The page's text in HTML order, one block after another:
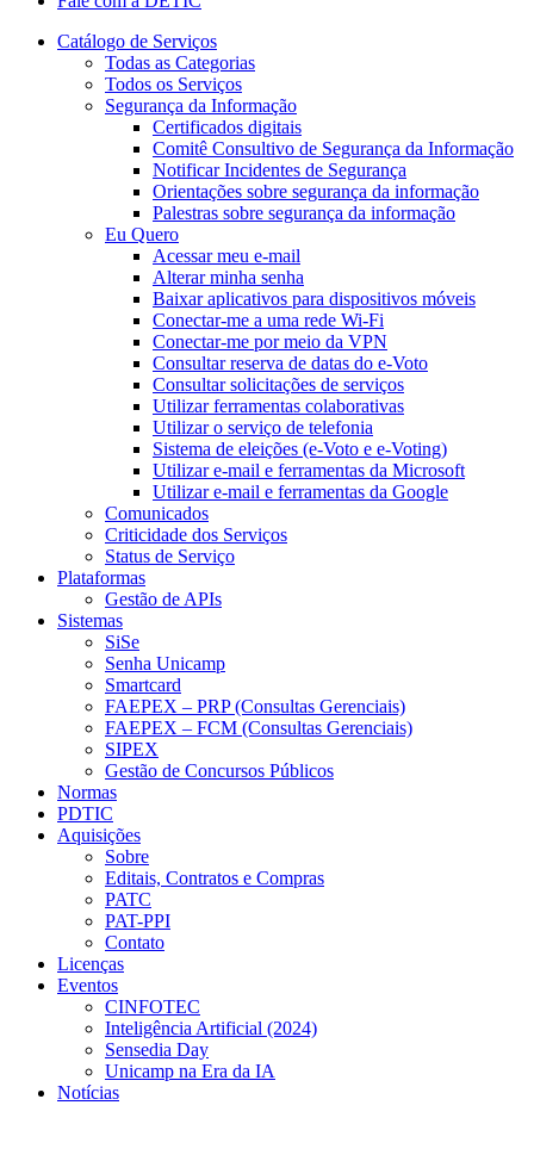
Catálogo de Serviços
Todas as Categorias
Todos os Serviços
Segurança da Informação
Certificados digitais
Comitê Consultivo de Segurança da Informação
Notificar Incidentes de Segurança
Orientações sobre segurança da informação
Palestras sobre segurança da informação
Eu Quero
Acessar meu e-mail
Alterar minha senha
Baixar aplicativos para dispositivos móveis
Conectar-me a uma rede Wi-Fi
Conectar-me por meio da VPN
Consultar reserva de datas do e-Voto
Consultar solicitações de serviços
Utilizar ferramentas colaborativas
Utilizar o serviço de telefonia
Sistema de eleições (e-Voto e e-Voting)
Utilizar e-mail e ferramentas da Microsoft
Utilizar e-mail e ferramentas da Google
Comunicados
Criticidade dos Serviços
Status de Serviço
Plataformas
Gestão de APIs
Sistemas
SiSe
Senha Unicamp
Smartcard
FAEPEX – PRP (Consultas Gerenciais)
FAEPEX – FCM (Consultas Gerenciais)
SIPEX
Gestão de Concursos Públicos
Normas
PDTIC
Aquisições
Sobre
Editais, Contratos e Compras
PATC
PAT-PPI
Contato
Licenças
Eventos
CINFOTEC
Inteligência Artificial (2024)
Sensedia Day
Unicamp na Era da IA
Notícias